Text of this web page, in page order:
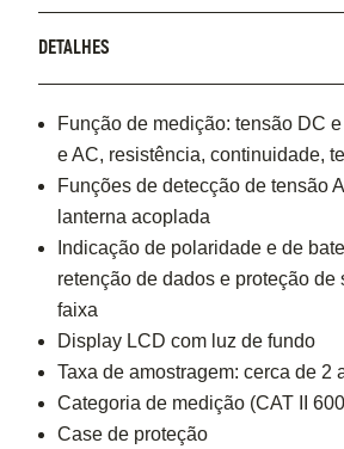
DETALHES
Função de medição: tensão DC
e AC, resistência, continuidade,
Funções de detecção de tensão
lanterna acoplada
Indicação de polaridade e de
retenção de dados e proteção de
faixa
Display LCD com luz de fundo
Taxa de amostragem: cerca de 2
Categoria de medição (CAT II
Case de proteção